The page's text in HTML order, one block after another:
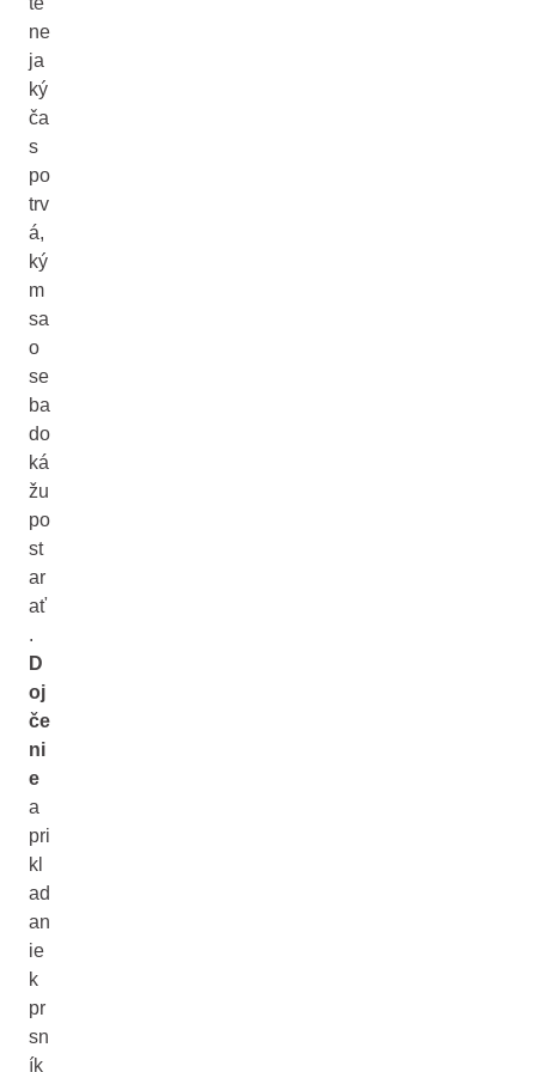
ne
ja
ký
ča
s
po
trv
á,
ký
m
sa
o
se
ba
do
ká
žu
po
st
ar
ať
.
D
oj
če
ni
e
a
pri
kl
ad
an
ie
k
pr
sn
ík